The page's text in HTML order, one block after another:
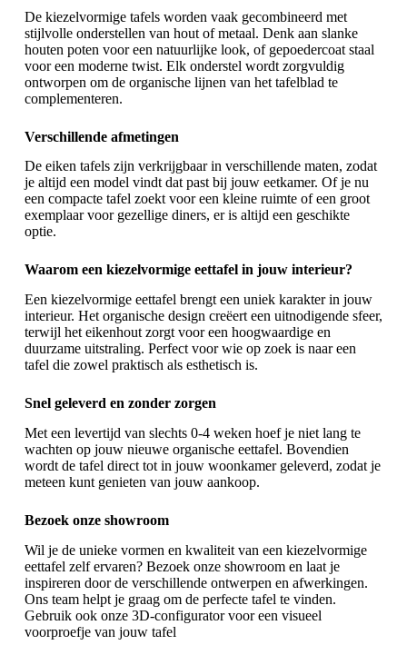
De kiezelvormige tafels worden vaak gecombineerd met
stijlvolle onderstellen van hout of metaal. Denk aan slanke
houten poten voor een natuurlijke look, of gepoedercoat staal
voor een moderne twist. Elk onderstel wordt zorgvuldig
ontworpen om de organische lijnen van het tafelblad te
complementeren.
Verschillende afmetingen
De eiken tafelszijn verkrijgbaar in verschillende maten, zodat
je altijd een model vindt dat past bij jouw eetkamer. Of je nu
een compacte tafel zoekt voor een kleine ruimte of een groot
exemplaar voor gezellige diners, er is altijd een geschikte
optie.
Waarom een kiezelvormige eettafel in jouw interieur?
Een kiezelvormige eettafel brengt een uniek karakter in jouw
interieur. Het organische design creëert een uitnodigende sfeer,
terwijl het eikenhout zorgt voor een hoogwaardige en
duurzame uitstraling. Perfect voor wie op zoek is naar een
tafel die zowel praktisch als esthetisch is.
Snel geleverd en zonder zorgen
Met een levertijd van slechts 0-4 weken hoef je niet lang te
wachten op jouw nieuwe organische eettafel. Bovendien
wordt de tafel direct tot in jouw woonkamer geleverd, zodat je
meteen kunt genieten van jouw aankoop.
Bezoek onze showroom
Wil je de unieke vormen en kwaliteit van een kiezelvormige
eettafel zelf ervaren? Bezoek onze showroom en laat je
inspireren door de verschillende ontwerpen en afwerkingen.
Ons team helpt je graag om de perfecte tafel te vinden.
Gebruik ook onze 3D-configurator voor een visueel
voorproefje van jouw tafel